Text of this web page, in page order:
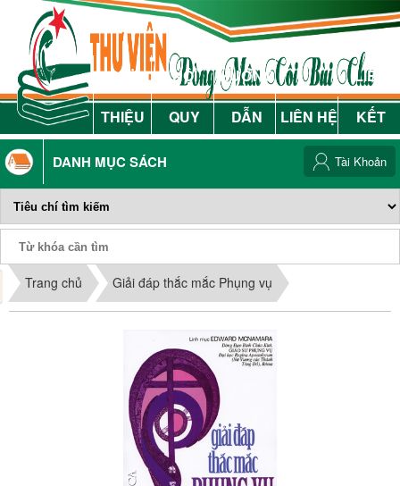
GIỚI
THIỆU
NỘI
QUY
HƯỚNG
DẪN
LIÊN HỆ
LIÊN
KẾT
DANH MỤC SÁCH
Phiếu Sách
Tài Khoản
Trang chủ Giải đáp thắc mắc Phụng vụ